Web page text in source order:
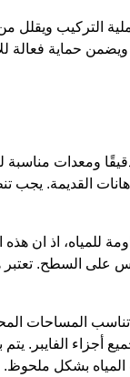
التركيب ويقلل
حماية فعالة
ومعدات مناسبة
القديمة.
للمياه، اذ ان
على السطح. تعتبر
المساحات
الفايبر. يتم
المياه بشكل ملحوظ.